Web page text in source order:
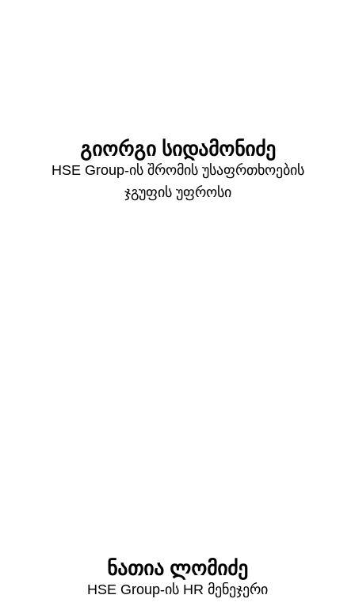
გიორგი სიდამონიძე
HSE Group-ის შრომის უსაფრთხოების
ჯგუფის უფროსი
ნათია ლომიძე
HSE Group-ის HR მენეჯერი